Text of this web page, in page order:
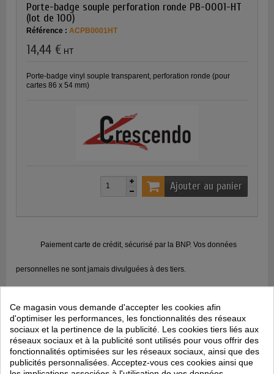
Porte-badge souple perforation ronde PB-0001-HT
(lot de 100)
Référence : ACPB0001HT
14,44 € HT
Porte-badge vinyl souple transparent, perforation ronde (pour
cartes 86 x 54 mm)
Ajouter au panier
Paiement carte de crédit, sécurisé par la BNP. Vos données
personnelles ne sont jamais divulguées à des tiers.
Métropolitaine)
Politique retours : consommables, accessoires et imprimantes ni
repris ni échangés ; retours en SAV pour les imprimantes
Ce magasin vous demande d'accepter les cookies afin
d'optimiser les performances, les fonctionnalités des réseaux
sociaux et la pertinence de la publicité. Les cookies tiers liés aux
réseaux sociaux et à la publicité sont utilisés pour vous offrir des
fonctionnalités optimisées sur les réseaux sociaux, ainsi que des
publicités personnalisées. Acceptez-vous ces cookies ainsi que